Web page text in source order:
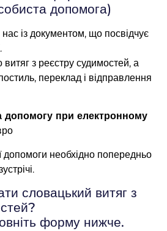
допомога)
із документом, що посвідчує
з реєстру судимостей, а
переклад і відправлення
допомогу при електронному
допомоги необхідно попередньо
словацький витяг з
форму нижче.